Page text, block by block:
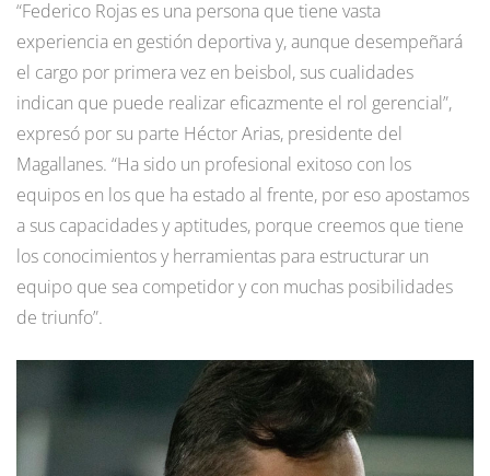
“Federico Rojas es una persona que tiene vasta
experiencia en gestión deportiva y, aunque desempeñará
el cargo por primera vez en beisbol, sus cualidades
indican que puede realizar eficazmente el rol gerencial”,
expresó por su parte Héctor Arias, presidente del
Magallanes. “Ha sido un profesional exitoso con los
equipos en los que ha estado al frente, por eso apostamos
a sus capacidades y aptitudes, porque creemos que tiene
los conocimientos y herramientas para estructurar un
equipo que sea competidor y con muchas posibilidades
de triunfo”.